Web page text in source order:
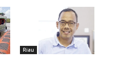
Riau